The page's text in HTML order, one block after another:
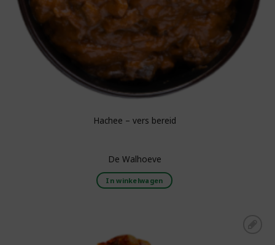
Hachee – vers bereid
De Walhoeve
In winkelwagen